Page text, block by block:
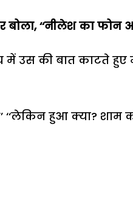
‘‘नीलेश का फोन
में उस की बात काटते
‘‘लेकिन हुआ क्या? शाम